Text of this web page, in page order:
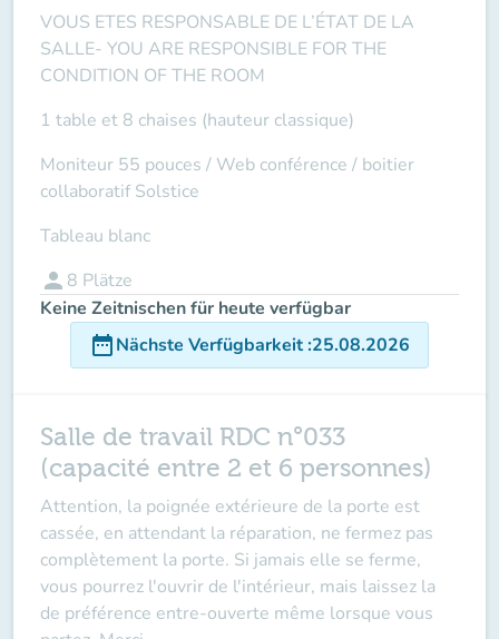
VOUS ETES RESPONSABLE DE L’ÉTAT DE LA
SALLE- YOU ARE RESPONSIBLE FOR THE
CONDITION OF THE ROOM
1 table et 8 chaises (hauteur classique)
Moniteur 55 pouces / Web conférence / boitier
collaboratif Solstice
Tableau blanc
person 8 Plätze
Keine Zeitnischen für heute verfügbar
date_rangeNächste Verfügbarkeit:25.08.2026
Salle de travail RDC n°033
(capacité entre 2 et 6 personnes)
Attention, la poignée extérieure de la porte est
cassée, en attendant la réparation, ne fermez pas
complètement la porte. Si jamais elle se ferme,
vous pourrez l'ouvrir de l'intérieur, mais laissez la
de préférence entre-ouverte même lorsque vous